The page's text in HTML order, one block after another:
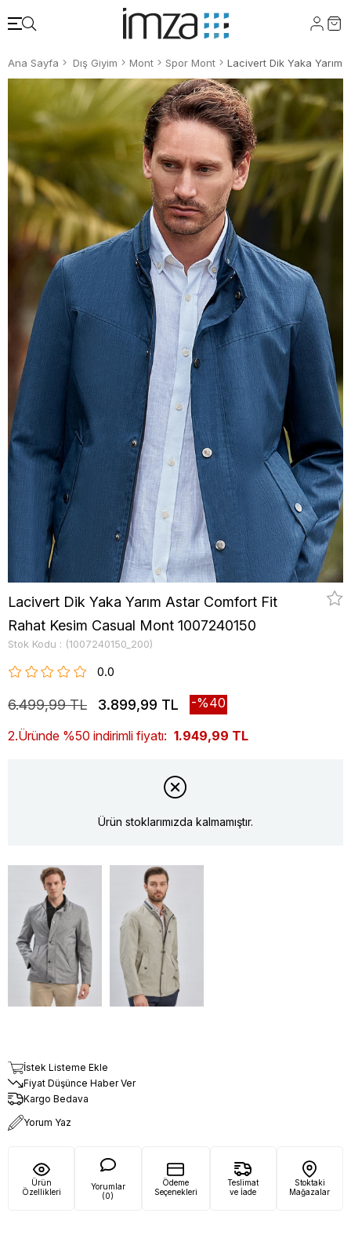
Ana Sayfa Dış Giyim Mont Spor Mont
Lacivert Dik Yaka Yarım Astar Comfort Fit
Rahat Kesim Casual Mont 1007240150
Stok Kodu (1007240150_200)
0.0
6.499,99 TL 3.899,99 TL 40
2.Üründe %50 indirimli fiyatı: 1.949,99 TL
Ürün stoklarımızda kalmamıştır.
İstek Listeme Ekle
Fiyat Düşünce Haber Ver
Kargo Bedava
Yorum Yaz
Ürün
Özellikleri
Yorumlar
(0)
Ödeme
Seçenekleri
Teslimat
ve İade
Stoktaki
Mağazalar